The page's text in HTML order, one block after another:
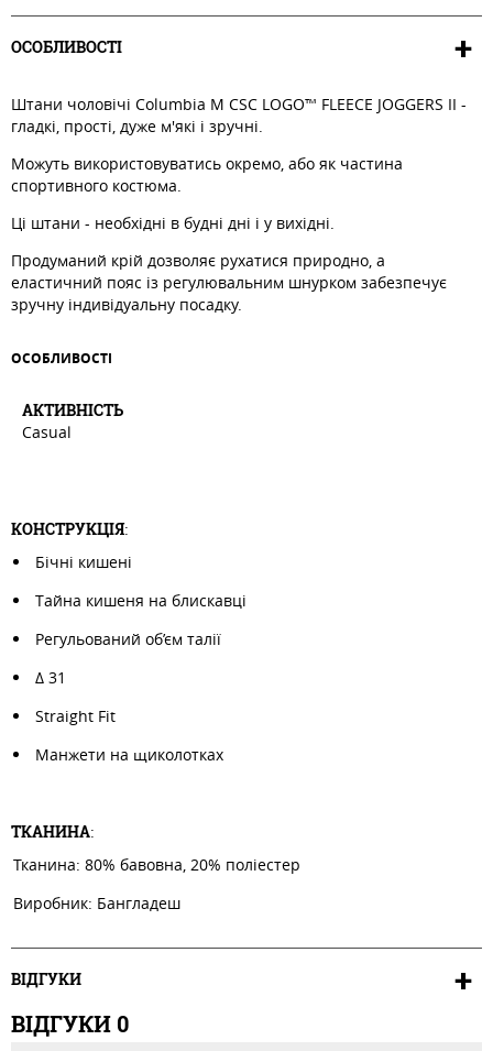
ОСОБЛИВОСТІ
Штани чоловічі Columbia M CSC LOGO™ FLEECE JOGGERS II -
гладкі, прості, дуже м'які і зручні.
Можуть використовуватись окремо, або як частина
спортивного костюма.
Ці штани - необхідні в будні дні і у вихідні.
Продуманий крій дозволяє рухатися природно, а
еластичний пояс із регулювальним шнурком забезпечує
зручну індивідуальну посадку.
ОСОБЛИВОСТI
АКТИВНIСТЬ
Casual
КОНСТРУКЦІЯ:
Бічні кишені
Тайна кишеня на блискавці
Регульований об’єм талії
Δ 31
Straight Fit
Манжети на щиколотках
ТКАНИНА:
Тканина: 80% бавовна, 20% поліестер
Виробник: Бангладеш
ВІДГУКИ
ВІДГУКИ 0